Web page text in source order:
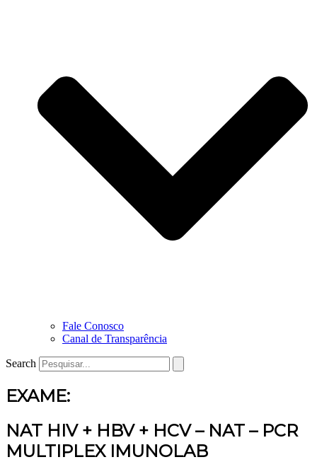
Fale Conosco
Canal de Transparência
Search
EXAME:
NAT HIV + HBV + HCV – NAT – PCR
MULTIPLEX IMUNOLAB